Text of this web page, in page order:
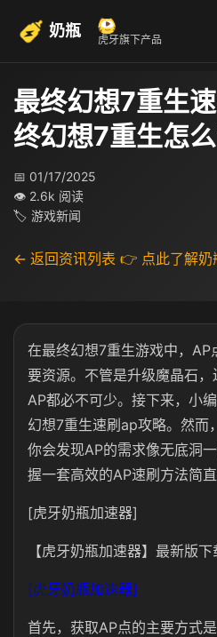
奶瓶 虎牙旗下产品
最终幻想7重生
终幻想7重生怎
📅 01/17/2025
👁 2.6k 阅读
🏷 游戏新闻
← 返回资讯列表 👉 点此了解奶
在最终幻想7重生游戏中，AP
要资源。不管是升级魔晶石，
AP都必不可少。接下来，小
幻想7重生速刷ap攻略。然而
你会发现AP的需求像无底洞
握一套高效的AP速刷方法简
[虎牙奶瓶加速器]
【虎牙奶瓶加速器】最新版下
[虎牙奶瓶加速器]
首先，获取AP点的主要方式